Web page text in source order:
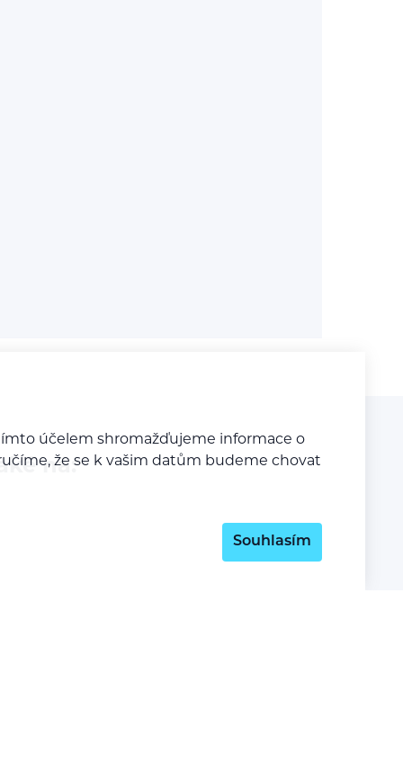
na:
účelem shromažďujeme informace o
že se k vašim datům budeme chovat
Souhlasím